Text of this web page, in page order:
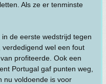
Als ze er tenminste
de eerste wedstrijd tegen
wel een fout
profiteerde. Ook een
Portugal gaf punten weg,
nu voldoende is voor